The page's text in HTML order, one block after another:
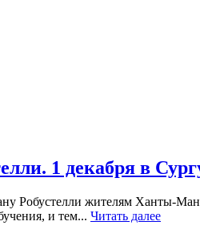
1 декабря в
Робустелли жителям Ханты-
и тем... Читать далее